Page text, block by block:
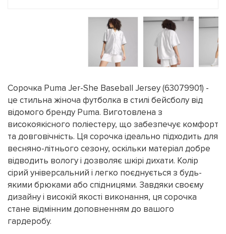
Сорочка Puma Jer-She Baseball Jersey (63079901) -
це стильна жіноча футболка в стилі бейсболу від
відомого бренду Puma. Виготовлена з
високоякісного поліестеру, що забезпечує комфорт
та довговічність. Ця сорочка ідеально підходить для
весняно-літнього сезону, оскільки матеріал добре
відводить вологу і дозволяє шкірі дихати. Колір
сірий універсальний і легко поєднується з будь-
якими брюками або спідницями. Завдяки своєму
дизайну і високій якості виконання, ця сорочка
стане відмінним доповненням до вашого
гардеробу.